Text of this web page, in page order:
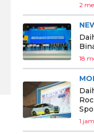
2
18
1 jam